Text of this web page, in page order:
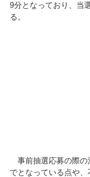
9分となっており、当
る。
事前抽選応募の際の
でとなっている点や